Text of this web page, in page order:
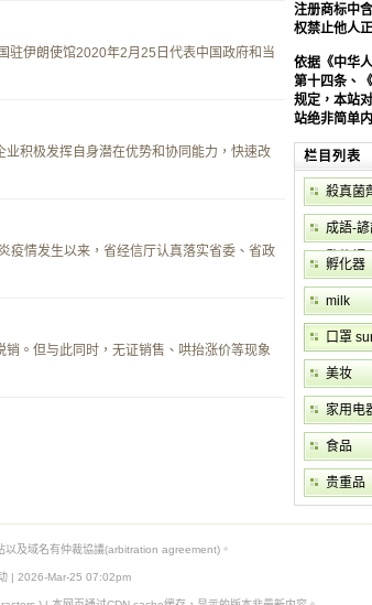
驻伊朗使馆2020年2月25日代表中国政府和当
积极发挥自身潜在优势和协同能力，快速改
疫情发生以来，省经信厅认真落实省委、省政
。但与此同时，无证销售、哄抬涨价等现象
注册商标中
权禁止他人
依据《中华
第十四条、
规定，本站
站绝非简单
栏目列表
殺真菌
成語-
歇後語
孵化器
milk
口罩
mask
美妆
家用电
食品
贵重品
及域名有仲裁協議(arbitration agreement)。
| 2026-Mar-25 07:02pm